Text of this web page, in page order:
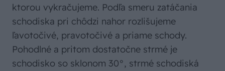
ktorou vykračujeme. Podľa smeru zatáčania
schodiska pri chôdzi nahor rozlišujeme
ľavotočivé, pravotočivé a priame schody.
Pohodlné a pritom dostatočne strmé je
schodisko so sklonom 30°, strmé schodiská